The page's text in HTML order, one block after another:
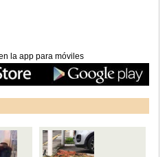
la app para móviles